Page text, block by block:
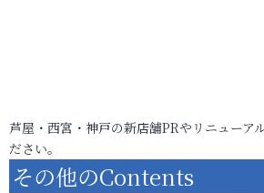
芦屋・西宮・神戸の新店舗PRやリニューア
ださい。
その他のContents